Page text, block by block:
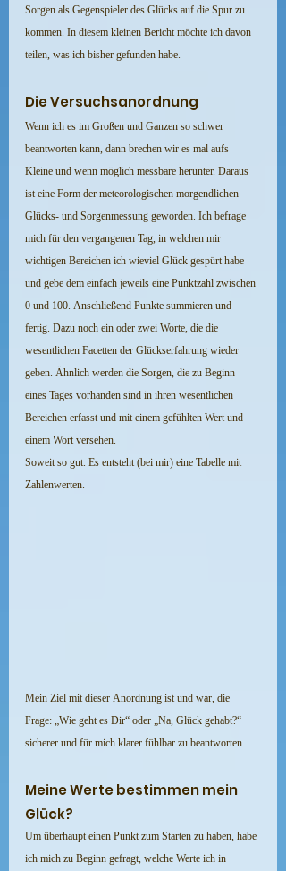
Sorgen als Gegenspieler des Glücks auf die Spur zu
kommen. In diesem kleinen Bericht möchte ich davon
teilen, was ich bisher gefunden habe.
Die Versuchsanordnung
Wenn ich es im Großen und Ganzen so schwer
beantworten kann, dann brechen wir es mal aufs
Kleine und wenn möglich messbare herunter. Daraus
ist eine Form der meteorologischen morgendlichen
Glücks- und Sorgenmessung geworden. Ich befrage
mich für den vergangenen Tag, in welchen mir
wichtigen Bereichen ich wieviel Glück gespürt habe
und gebe dem einfach jeweils eine Punktzahl zwischen
0 und 100. Anschließend Punkte summieren und
fertig. Dazu noch ein oder zwei Worte, die die
wesentlichen Facetten der Glückserfahrung wieder
geben. Ähnlich werden die Sorgen, die zu Beginn
eines Tages vorhanden sind in ihren wesentlichen
Bereichen erfasst und mit einem gefühlten Wert und
einem Wort versehen.
Soweit so gut. Es entsteht (bei mir) eine Tabelle mit
Zahlenwerten.
Mein Ziel mit dieser Anordnung ist und war, die
Frage: „Wie geht es Dir“ oder „Na, Glück gehabt?“
sicherer und für mich klarer fühlbar zu beantworten.
Meine Werte bestimmen mein
Glück?
Um überhaupt einen Punkt zum Starten zu haben, habe
ich mich zu Beginn gefragt, welche Werte ich in